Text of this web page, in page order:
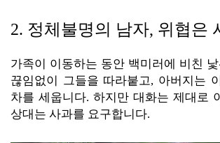
2. 정체불명의 남자, 위협은
가족이 이동하는 동안 백미러에 비친
끊임없이 그들을 따라붙고, 아버지는
차를 세웁니다. 하지만 대화는 제대로
상대는 사과를 요구합니다.